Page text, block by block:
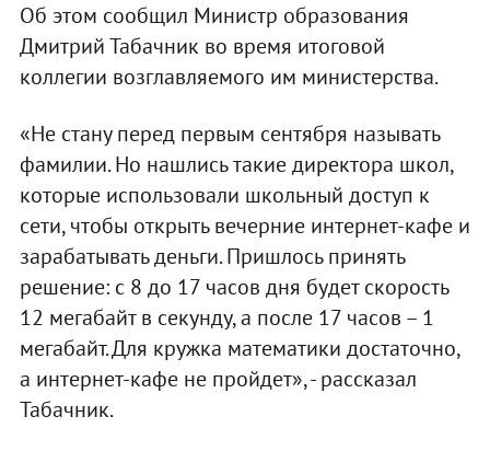
Об этом сообщил Министр образования
Дмитрий Табачник во время итоговой
коллегии возглавляемого им министерства.
«Не стану перед первым сентября называть
фамилии. Но нашлись такие директора школ,
которые использовали школьный доступ к
сети, чтобы открыть вечерние интернет-кафе и
зарабатывать деньги. Пришлось принять
решение: с 8 до 17 часов дня будет скорость
12 мегабайт в секунду, а после 17 часов – 1
мегабайт. Для кружка математики достаточно,
а интернет-кафе не пройдет», - рассказал
Табачник.